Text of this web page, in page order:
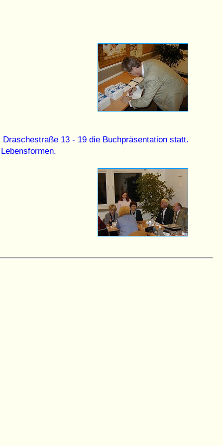
13 - 19 die Buchpräsentation statt.